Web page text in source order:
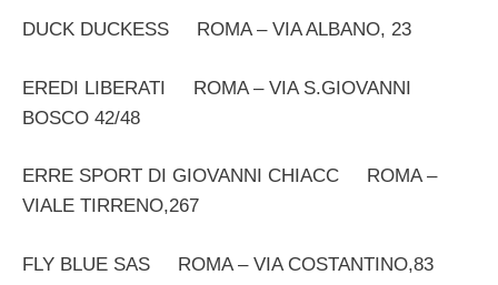
DUCK DUCKESS ROMA – VIA ALBANO, 23
EREDI LIBERATI ROMA – VIA S.GIOVANNI
BOSCO 42/48
ERRE SPORT DI GIOVANNI CHIACC ROMA –
VIALE TIRRENO,267
FLY BLUE SAS ROMA – VIA COSTANTINO,83